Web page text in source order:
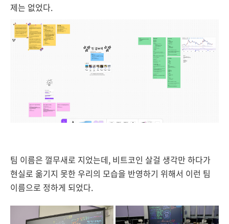
제는 없었다.
팀 이름은 껄무새로 지었는데, 비트코인 살걸 생각만 하다가
현실로 옮기지 못한 우리의 모습을 반영하기 위해서 이런 팀
이름으로 정하게 되었다.